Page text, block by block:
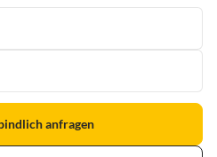
anfragen